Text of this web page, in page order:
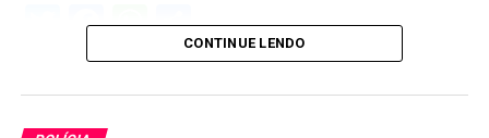
Twitter
Facebook
WhatsApp
Share
CONTINUE LENDO